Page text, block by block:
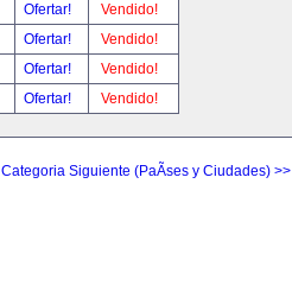
Ofertar!
Vendido!
Ofertar!
Vendido!
Ofertar!
Vendido!
Ofertar! Vendido!
Categoria Siguiente (PaÃ­ses y Ciudades) >>